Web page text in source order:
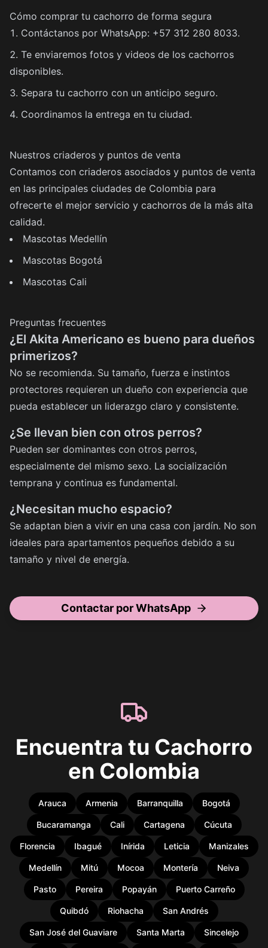
Cómo comprar tu cachorro de forma segura
Contáctanos por WhatsApp: +57 312 280 8033.
Te enviaremos fotos y videos de los cachorros
disponibles.
Separa tu cachorro con un anticipo seguro.
Coordinamos la entrega en tu ciudad.
Nuestros criaderos y puntos de venta
Contamos con criaderos asociados y puntos de venta
en las principales ciudades de Colombia para
ofrecerte el mejor servicio y cachorros de la más alta
calidad.
Mascotas Medellín
Mascotas Bogotá
Mascotas Cali
Preguntas frecuentes
¿El Akita Americano es bueno para dueños
primerizos?
No se recomienda. Su tamaño, fuerza e instintos
protectores requieren un dueño con experiencia que
pueda establecer un liderazgo claro y consistente.
¿Se llevan bien con otros perros?
Pueden ser dominantes con otros perros,
especialmente del mismo sexo. La socialización
temprana y continua es fundamental.
¿Necesitan mucho espacio?
Se adaptan bien a vivir en una casa con jardín. No son
ideales para apartamentos pequeños debido a su
tamaño y nivel de energía.
Contactar por WhatsApp
Encuentra tu Cachorro
en Colombia
Arauca Armenia Barranquilla Bogotá
Bucaramanga Cali Cartagena Cúcuta
Florencia Ibagué Inírida Leticia Manizales
Medellín Mitú Mocoa Montería Neiva
Pasto Pereira Popayán Puerto Carreño
Quibdó Riohacha San Andrés
San José del Guaviare Santa Marta Sincelejo